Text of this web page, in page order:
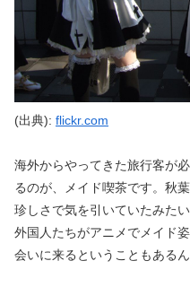
(出典): flickr.com
海外からやってきた旅行客が
るのが、メイド喫茶です。秋
珍しさで気を引いていたみた
外国人たちがアニメでメイド
会いに来るということもあるん